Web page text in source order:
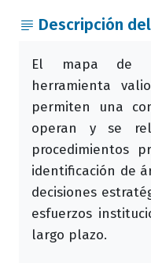
Descripción
El mapa de
herramienta
permiten una
operan y se
procedimientos
identificación de
decisiones
esfuerzos
largo plazo.